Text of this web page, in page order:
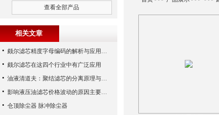
查看全部产品
相关文章
颇尔滤芯精度字母编码的解析与应用指南
颇尔滤芯在这四个行业中有广泛应用
油液清道夫：聚结滤芯的分离原理与核心作用解析
影响液压油滤芯价格波动的原因主要有哪些呢？
仓顶除尘器 脉冲除尘器